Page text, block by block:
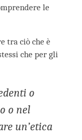
le
tra ciò che è
che per gli
o
o nel
un’etica